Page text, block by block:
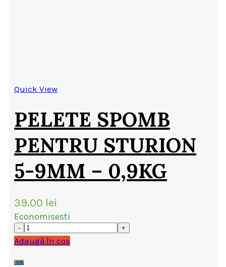
Quick View
PELETE SPOMB
PENTRU STURION
5-9MM – 0,9KG
39.00 lei
Economisesti
Adaugă în coș
-50%